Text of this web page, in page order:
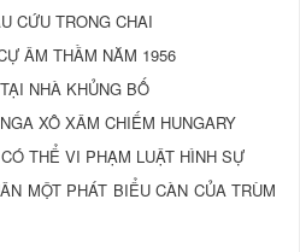
CỨU TRONG CHAI
ÂM THẦM NĂM 1956
NHÀ KHỦNG BỐ
XÔ XÂM CHIẾM HUNGARY
THỂ VI PHẠM LUẬT HÌNH SỰ
MỘT PHÁT BIỂU CÀN CỦA TRÙM